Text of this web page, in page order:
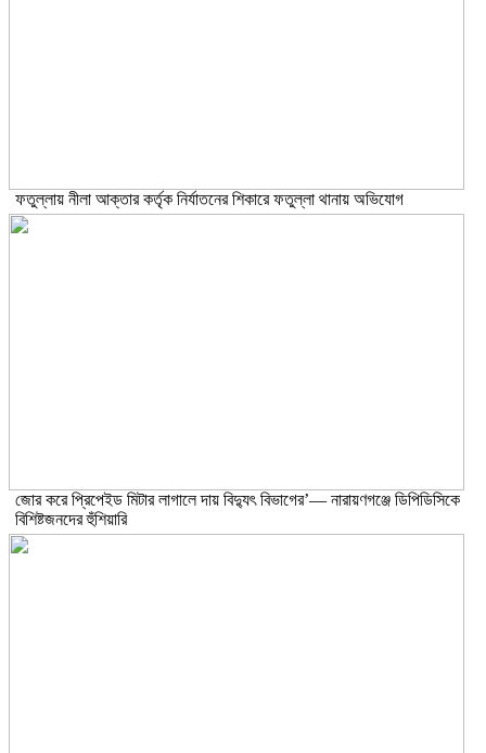
ফতুল্লায় নীলা আক্তার কর্তৃক নির্যাতনের শিকারে ফতুল্লা থানায় অভিযোগ
জোর করে প্রিপেইড মিটার লাগালে দায় বিদ্যুৎ বিভাগের’— নারায়ণগঞ্জে ডিপিডিসিকে
বিশিষ্টজনদের হুঁশিয়ারি